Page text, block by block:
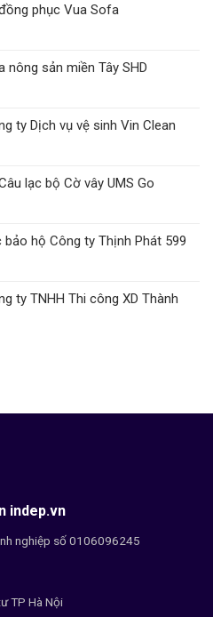
phục Vua Sofa
nông sản miền Tây SHD
ty Dịch vụ vệ sinh Vin Clean
lạc bộ Cờ vây UMS Go
bảo hộ Công ty Thịnh Phát 599
ty TNHH Thi công XD Thành
indep.vn
nghiệp số 0106096245
TP Hà Nội